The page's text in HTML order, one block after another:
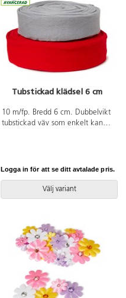
Tubstickad klädsel 6 cm
10 m/fp. Bredd 6 cm. Dubbelvikt
tubstickad väv som enkelt kan
med. PVC-fri.
Logga in för att se ditt avtalade pris.
Välj variant